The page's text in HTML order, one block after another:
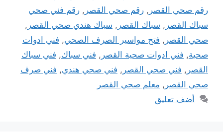
رقم صحي القصر , رقم صحي القصر , رقم فني صحي
سباك القصر , سباك القصر , سباك هندي صحي القصر ,
صحي القصر , فتح مواسير الصرف الصحي, فني ادوات
صحية, فني ادوات صحية القصر , فني سباك, فني سباك
القصر , فني صحي القصر , فني صحي هندي, فني صرف
صحي القصر , معلم صحي القصر
أضف تعليق